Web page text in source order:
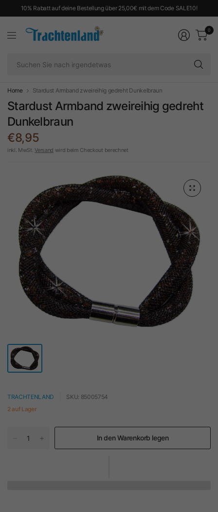
10% Rabatt auf deine Bestellung über 25,00€ mit dem Code SALE10!
0
Home Stardust Armband zweireihig gedreht Dunkelbraun
Stardust Armband zweireihig gedreht
Dunkelbraun
€8,95
inkl. MwSt.Versand wird beim Checkout berechnet
TRACHTENLAND
SKU: 85005754
2 auf Lager
In den Warenkorb legen